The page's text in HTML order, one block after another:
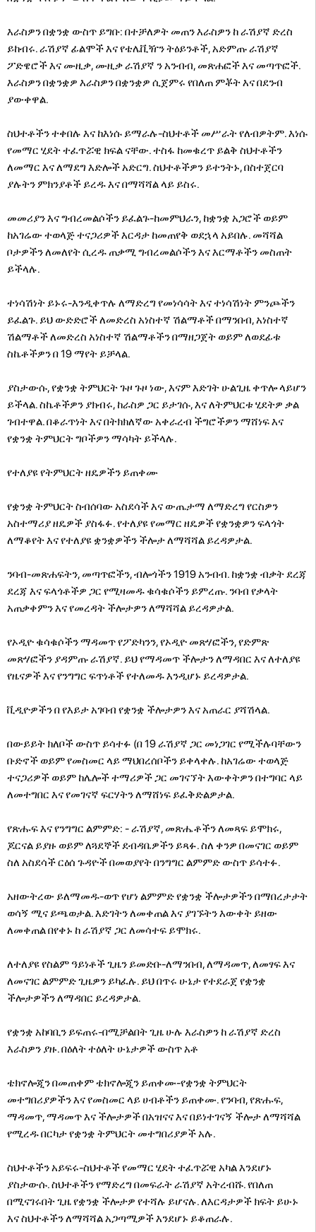
እራስዎን በቋንቋ ውስጥ ይግቡ: በተቻለዎት መጠን እራስዎን ከ ራሽያኛ ድረስ
ይከብሩ. ራሽያኛ ፊልሞች እና የቴሌቪዥን ትዕይንቶች, አድምጡ ራሽያኛ
ፖድዌሮች እና ሙዚቃ, ሙዚቃ ራሽያኛ ን አንብብ, መጽሐፎች እና መጣጥፎች.
እራስዎን በቋንቋዎ እራስዎን በቋንቋዎ ሲጀምሩ የበለጠ ምቾት እና በደንብ
ያውቀዋል.
ስህተቶችን ተቀበሉ እና ከእነሱ ይማራሉ-ስህተቶች መሥራት የለብዎትም. እነሱ
የመማር ሂደት ተፈጥሯዊ ክፍል ናቸው. ተስፋ ከመቁረጥ ይልቅ ስህተቶችን
ለመማር እና ለማደግ እድሎች አድርግ. ስህተቶችዎን ይተንትኑ, በስተጀርባ
ያሉትን ምክንያቶች ይረዱ እና በማሻሻል ላይ ይስሩ.
መመሪያን እና ግብረመልሶችን ይፈልጉ-ከመምህራን, ከቋንቋ አጋሮች ወይም
ከአገሬው ተወላጅ ተናጋሪዎች እርዳታ ከመጠየቅ ወደኋላ አይበሉ. መሻሻል
ቦታዎችን ለመለየት ሲረዱ ጠቃሚ ግብረመልሶችን እና እርማቶችን መስጠት
ይችላሉ.
ተነሳሽነት ይኑሩ-እንዲቀጥሉ ለማድረግ የመነሳሳት እና ተነሳሽነት ምንጮችን
ይፈልጉ. ይህ ውድድሮች ለመድረስ አነስተኛ ሽልማቶች በማንበብ, አነስተኛ
ሽልማቶች ለመድረስ አነስተኛ ሽልማቶችን በማዘጋጀት ወይም ለወደፊቱ
ስኬቶችዎን በ 19 ማየት ይቻላል.
ያስታውሱ, የቋንቋ ትምህርት ጉዞ ጉዞ ነው, እናም እድገት ሁልጊዜ ቀጥሎ ላይሆን
ይችላል. ስኬቶችዎን ያክብሩ, ከራስዎ ጋር ይታገሱ, እና ለትምህርቱ ሂደትዎ ቃል
ገብተዋል. በቆራጥነት እና በትክክለኛው አቀራረብ ችግሮችዎን ማሸነፍ እና
የቋንቋ ትምህርት ግቦችዎን ማሳካት ይችላሉ.
የተለያዩ የትምህርት ዘዴዎችን ይጠቀሙ
የቋንቋ ትምህርት ስብሰባው አስደሳች እና ውጤታማ ለማድረግ የርስዎን
አስተማሪያ ዘዴዎች ያስፋፉ. የተለያዩ የመማር ዘዴዎች የቋንቋዎን ፍላጎት
ለማቆየት እና የተለያዩ ቋንቋዎችን ችሎታ ለማሻሻል ይረዳዎታል.
ንባብ-መጽሐፍትን, መጣጥፎችን, ብሎጎችን 1919 አንብብ. ከቋንቋ ብቃት ደረጃ
ደረጃ እና ፍላጎቶችዎ ጋር የሚዛመዱ ቁሳቁሶችን ይምረጡ. ንባብ የቃላት
አጠቃቀምን እና የመረዳት ችሎታዎን ለማሻሻል ይረዳዎታል.
የኦዲዮ ቁሳቁሶችን ማዳመጥ የፖድካንን, የኦዲዮ መጽሃፎችን, የድምጽ
መጽሃፎችን ያዳምጡ ራሽያኛ. ይህ የማዳመጥ ችሎታን ለማዳበር እና ለተለያዩ
የዜናዎች እና የንግግር ፍጥነቶች የተለመዱ እንዲሆኑ ይረዳዎታል.
ቪዲዮዎችን በ የእይታ አገባብ የቋንቋ ችሎታዎን እና አጠራር ያሻሽላል.
በውይይት ክለቦች ውስጥ ይሳተፉ (በ 19 ራሽያኛ ጋር መነጋገር የሚችሉባቸውን
ቡድኖች ወይም የመስመር ላይ ማህበረሰቦችን ይቀላቀሉ. ከአገሬው ተወላጅ
ተናጋሪዎች ወይም ከሌሎች ተማሪዎች ጋር መገናኘት እውቀትዎን በተግባር ላይ
ለመተግበር እና የመገናኛ ፍርሃትን ለማሸነፍ ይፈቅድልዎታል.
የጽሑፍ እና የንግግር ልምምድ: - ራሽያኛ, መጽሔቶችን ለመጻፍ ይሞክሩ,
ጆርናል ይያዙ ወይም ለጓደኞች ደብዳቤዎችን ይጻፉ. ስለ ቀንዎ በመናገር ወይም
ስለ አስደሳች ርዕሰ ጉዳዮች በመወያየት በንግግር ልምምድ ውስጥ ይሳተፉ.
አዘውትረው ይለማመዱ-ወጥ የሆነ ልምምድ የቋንቋ ችሎታዎችን በማበረታታት
ወሳኝ ሚና ይጫወታል. እድገትን ለመቀጠል እና ያገኙትን እውቀት ይዘው
ለመቀጠል በየቀኑ ከ ራሽያኛ ጋር ለመሳተፍ ይሞክሩ.
ለተለያዩ የስልም ዓይነቶች ጊዜን ይመድቡ-ለማንበብ, ለማዳመጥ, ለመፃፍ እና
ለመናገር ልምምድ ጊዜዎን ይካፈሉ. ይህ በጥሩ ሁኔታ የተደራጀ የቋንቋ
ችሎታዎችን ለማዳበር ይረዳዎታል.
የቋንቋ አከባቢን ይፍጠሩ-በሚቻልበት ጊዜ ሁሉ እራስዎን ከ ራሽያኛ ድረስ
እራስዎን ያዙ. በዕለት ተዕለት ሁኔታዎች ውስጥ አቶ
ቴክኖሎጂን በመጠቀም ቴክኖሎጂን ይጠቀሙ-የቋንቋ ትምህርት
መተግበሪያዎችን እና የመስመር ላይ ሀብቶችን ይጠቀሙ. የንባብ, የጽሑፍ,
ማዳመጥ, ማዳመጥ እና ችሎታዎች በአዝናና እና በይነተገናኝ ችሎታ ለማሻሻል
የሚረዱ በርካታ የቋንቋ ትምህርት መተግበሪያዎች አሉ.
ስህተቶችን አይፍሩ-ስህተቶች የመማር ሂደት ተፈጥሯዊ አካል እንደሆኑ
ያስታውሱ. ስህተቶችን የማድረግ በመፍራት ራሽያኛ አትረብሹ. የበለጠ
በሚናገሩበት ጊዜ የቋንቋ ችሎታዎ የተሻሉ ይሆናሉ. ለእርዳታዎች ክፍት ይሁኑ
እና ስህተቶችን ለማሻሻል አጋጣሚዎች እንደሆኑ ይቆጠራሉ.